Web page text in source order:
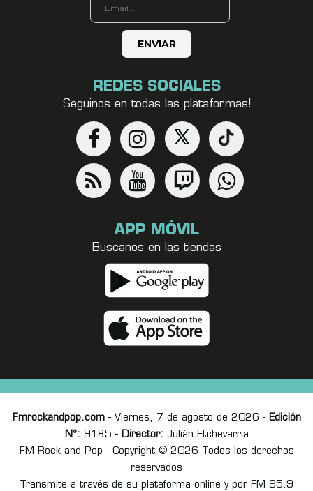
REDES SOCIALES
Seguinos en todas las plataformas!
APP MÓVIL
Buscanos en las tiendas
Fmrockandpop.com- Viernes, 7 de agosto de 2026 - Edición
Nº: 9185 - Director: Julián Etchevarria
FM Rock and Pop - Copyright © 2026 Todos los derechos
reservados
Transmite a través de su plataforma online y por FM 95.9